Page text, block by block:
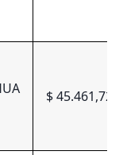
$ 45.461,72